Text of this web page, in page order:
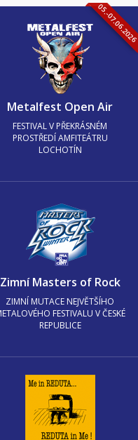
05.-
Metalfest Open Air
FESTIVAL V PŘEKRÁSNÉM
PROSTŘEDÍ AMFITEÁTRU
LOCHOTÍN
Zimní Masters of Rock
ZIMNÍ MUTACE NEJVĚTŠÍHO
FESTIVALU V ČESKÉ
REPUBLICE